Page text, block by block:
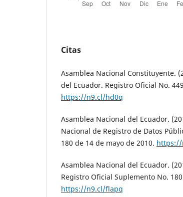
Citas
Asamblea Nacional Constituyente.
del Ecuador. Registro Oficial No.
https://n9.cl/hd0q
Asamblea Nacional del Ecuador.
Nacional de Registro de Datos
180 de 14 de mayo de 2010. https://
Asamblea Nacional del Ecuador.
Registro Oficial Suplemento No.
https://n9.cl/flapq